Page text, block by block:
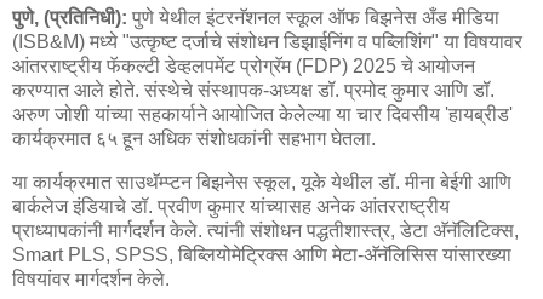
पुणे, (प्रतिनिधी): पुणे येथील इंटरनॅशनल स्कूल ऑफ बिझनेस अँड मीडिया
(ISB&M) मध्ये "उत्कृष्ट दर्जाचे संशोधन डिझाईनिंग व पब्लिशिंग" या विषयावर
आंतरराष्ट्रीय फॅकल्टी डेव्हलपमेंट प्रोग्रॅम (FDP) 2025 चे आयोजन
करण्यात आले होते. संस्थेचे संस्थापक-अध्यक्ष डॉ. प्रमोद कुमार आणि डॉ.
अरुण जोशी यांच्या सहकार्याने आयोजित केलेल्या या चार दिवसीय 'हायब्रीड'
कार्यक्रमात ६५ हून अधिक संशोधकांनी सहभाग घेतला.
या कार्यक्रमात साउथॅम्प्टन बिझनेस स्कूल, यूके येथील डॉ. मीना बेईगी आणि
बार्कलेज इंडियाचे डॉ. प्रवीण कुमार यांच्यासह अनेक आंतरराष्ट्रीय
प्राध्यापकांनी मार्गदर्शन केले. त्यांनी संशोधन पद्धतीशास्त्र, डेटा अ‍ॅनॅलिटिक्स,
Smart PLS, SPSS, बिब्लियोमेट्रिक्स आणि मेटा-अ‍ॅनॅलिसिस यांसारख्या
विषयांवर मार्गदर्शन केले.